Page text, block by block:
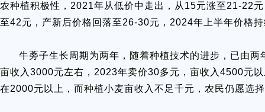
农种植积极性，2021年从低价中走出，从15元涨至21-22
至42元，产新后价格回落至26-30元，2024年上半年价格
牛蒡子生长周期为两年，随着种植技术的进步，已由
亩收入3000元左右，2023年卖价30多元，亩收入4500元
在2000元以上，而种植小麦亩收入不足千元，农民仍愿选